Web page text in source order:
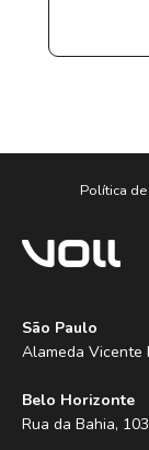
Política
São Paulo
Alameda Vicente
Belo Horizonte
Rua da Bahia,